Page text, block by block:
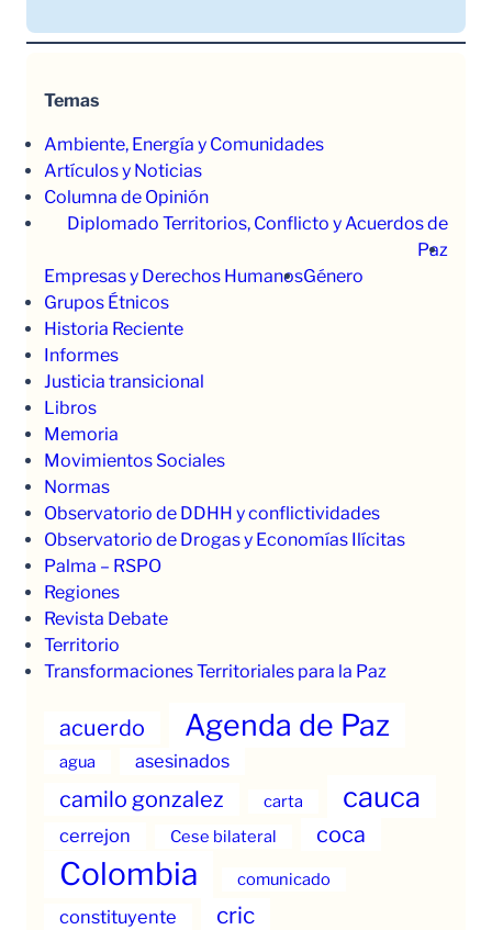
Temas
Ambiente, Energía y Comunidades
Artículos y Noticias
Columna de Opinión
Diplomado Territorios, Conflicto y Acuerdos de
Paz
Empresas y Derechos HumanosGénero
Grupos Étnicos
Historia Reciente
Informes
Justicia transicional
Libros
Memoria
Movimientos Sociales
Normas
Observatorio de DDHH y conflictividades
Observatorio de Drogas y Economías Ilícitas
Palma – RSPO
Regiones
Revista Debate
Territorio
Transformaciones Territoriales para la Paz
acuerdo Agenda de Paz
agua asesinados
camilo gonzalez carta cauca
cerrejon Cese bilateral coca
Colombia comunicado
constituyente cric